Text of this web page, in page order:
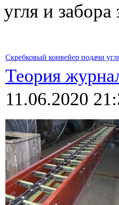
угля и забора
Скребковый конвейер подачи
Теория
11.06.2020